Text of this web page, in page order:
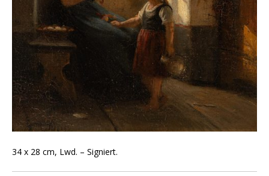
34 x 28 cm, Lwd. – Signiert.